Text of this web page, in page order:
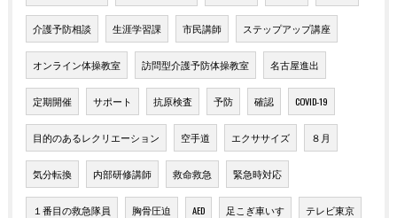
介護予防相談 生涯学習課 市民講師 ステップアップ講座
オンライン体操教室 訪問型介護予防体操教室 名古屋進出
定期開催 サポート 抗原検査 予防 確認 COVID-19
目的のあるレクリエーション 空手道 エクササイズ ８月
気分転換 内部研修講師 救命救急 緊急時対応
１番目の救急隊員 胸骨圧迫 AED 足こぎ車いす テレビ東京